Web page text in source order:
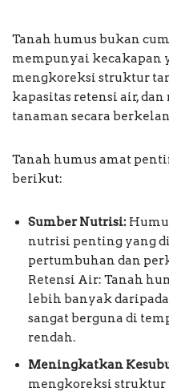
Tanah humus bukan
mempunyai kecakapan
mengkoreksi struktur
kapasitas retensi air,
tanaman secara
Tanah humus amat
berikut:
Sumber Nutrisi:
nutrisi penting yang
pertumbuhan dan
Retensi Air: Tanah
lebih banyak
sangat berguna di
rendah.
Meningkatkan
mengkoreksi struktur